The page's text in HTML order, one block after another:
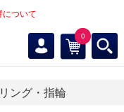
ついて
0
ング・指輪